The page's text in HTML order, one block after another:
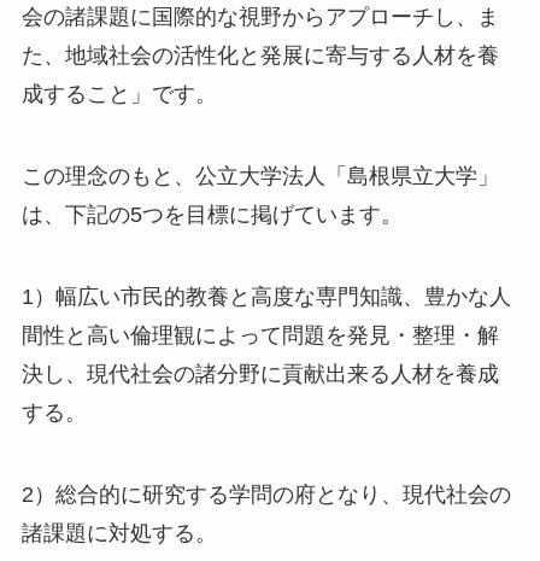
会の諸課題に国際的な視野からアプローチし、ま
た、地域社会の活性化と発展に寄与する人材を養
成すること」です。
この理念のもと、公立大学法人「島根県立大学」
は、下記の5つを目標に掲げています。
1）幅広い市民的教養と高度な専門知識、豊かな人
間性と高い倫理観によって問題を発見・整理・解
決し、現代社会の諸分野に貢献出来る人材を養成
する。
2）総合的に研究する学問の府となり、現代社会の
諸課題に対処する。